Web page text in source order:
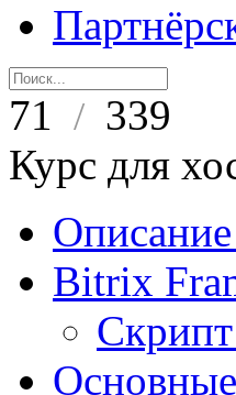
71 / 339
Курс для
Bitrix